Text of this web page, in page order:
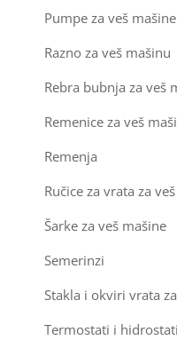
Pumpe za veš mašine
Razno za veš mašinu
Rebra bubnja za veš
Remenice za veš
Remenja
Ručice za vrata za
Šarke za veš mašine
Semerinzi
Stakla i okviri vrata
Termostati i